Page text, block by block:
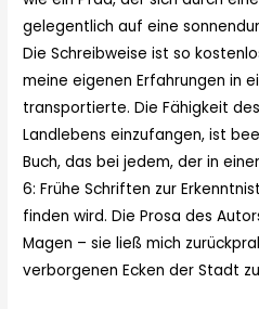
gelegentlich auf eine
Die Schreibweise ist so
meine eigenen Erfahrungen in
transportierte. Die Fähigkeit
Landlebens einzufangen, ist
Buch, das bei jedem, der in
6: Frühe Schriften zur
finden wird. Die Prosa des
Magen – sie ließ mich
verborgenen Ecken der Stadt